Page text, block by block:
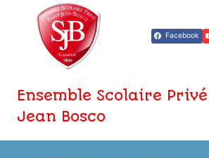
contenu
Facebook
Ensemble Scolaire
Jean Bosco